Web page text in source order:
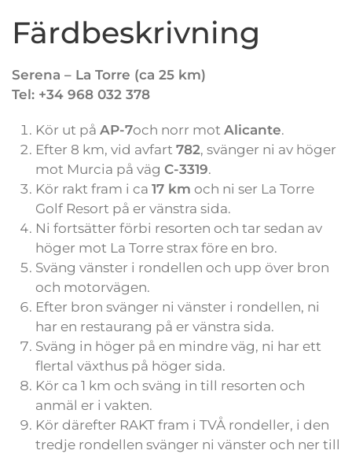
Färdbeskrivning
Serena – La Torre (ca 25 km)
Tel: +34 968 032 378
Kör ut på AP-7och norr mot Alicante.
Efter 8 km, vid avfart 782, svänger ni av höger
mot Murcia på väg C-3319.
Kör rakt fram i ca 17 km och ni ser La Torre
Golf Resort på er vänstra sida.
Ni fortsätter förbi resorten och tar sedan av
höger mot La Torre strax före en bro.
Sväng vänster i rondellen och upp över bron
och motorvägen.
Efter bron svänger ni vänster i rondellen, ni
har en restaurang på er vänstra sida.
Sväng in höger på en mindre väg, ni har ett
flertal växthus på höger sida.
Kör ca 1 km och sväng in till resorten och
anmäl er i vakten.
Kör därefter RAKT fram i TVÅ rondeller, i den
tredje rondellen svänger ni vänster och ner till